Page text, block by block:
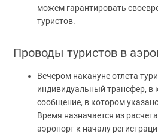
можем гарантировать
туристов.
Проводы туристов в
Вечером накануне отлета
индивидуальный трансфер, в
сообщение, в котором
Время назначается из
аэропорт к началу